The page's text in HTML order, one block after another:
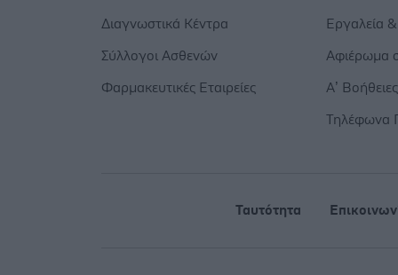
Διαγνωστικά Κέντρα
Σύλλογοι Ασθενών
Φαρμακευτικές Εταιρείες
Εργαλεία
Αφιέρωμα
Α’ Βοήθειες
Τηλέφωνα
Ταυτότητα